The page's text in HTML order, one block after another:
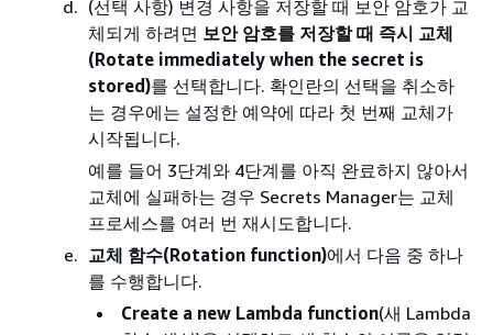
(선택 사항) 변경 사항을 저장할 때 보안 암호가 교
체되게 하려면 보안 암호를 저장할 때 즉시 교체
(Rotate immediately when the secret is
stored)를 선택합니다. 확인란의 선택을 취소하
는 경우에는 설정한 예약에 따라 첫 번째 교체가
시작됩니다.
예를 들어 3단계와 4단계를 아직 완료하지 않아서
교체에 실패하는 경우 Secrets Manager는 교체
프로세스를 여러 번 재시도합니다.
교체 함수(Rotation function)에서 다음 중 하나
를 수행합니다.
Create a new Lambda function(새 Lambda